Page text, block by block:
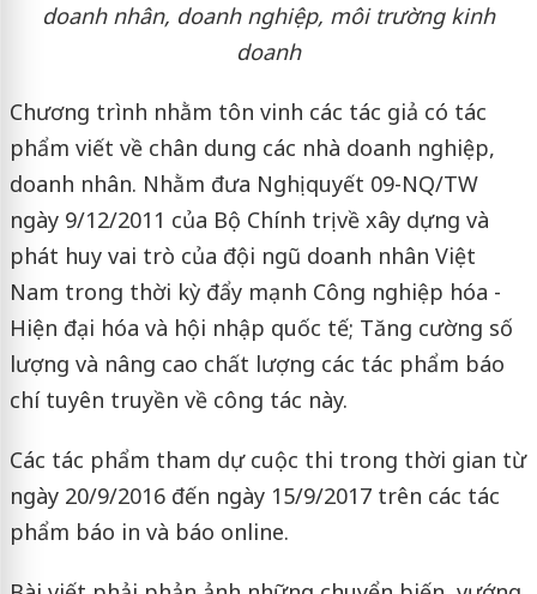
doanh nhân, doanh nghiệp, môi trường kinh
doanh
Chương trình nhằm tôn vinh các tác giả có tác
phẩm viết về chân dung các nhà doanh nghiệp,
doanh nhân. Nhằm đưa Nghị quyết 09-NQ/TW
ngày 9/12/2011 của Bộ Chính trị về xây dựng và
phát huy vai trò của đội ngũ doanh nhân Việt
Nam trong thời kỳ đẩy mạnh Công nghiệp hóa -
Hiện đại hóa và hội nhập quốc tế; Tăng cường số
lượng và nâng cao chất lượng các tác phẩm báo
chí tuyên truyền về công tác này.
Các tác phẩm tham dự cuộc thi trong thời gian từ
ngày 20/9/2016 đến ngày 15/9/2017 trên các tác
phẩm báo in và báo online.